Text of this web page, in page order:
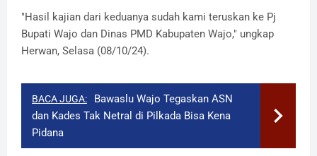
"Hasil kajian dari keduanya sudah kami teruskan ke Pj
Bupati Wajo dan Dinas PMD Kabupaten Wajo," ungkap
Herwan, Selasa (08/10/24).
BACA JUGA:
Bawaslu Wajo Tegaskan ASN
dan Kades Tak Netral di Pilkada Bisa Kena
Pidana